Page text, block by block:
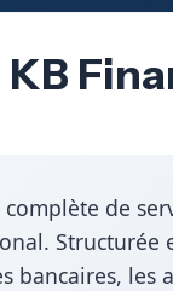
de
bancaires,